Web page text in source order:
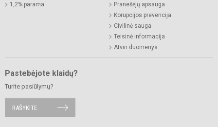
1,2% parama
Pranešėjų apsauga
Korupcijos prevencija
Civilinė sauga
Teisinė informacija
Atviri duomenys
Pastebėjote klaidų?
Turite pasiūlymų?
RAŠYKITE